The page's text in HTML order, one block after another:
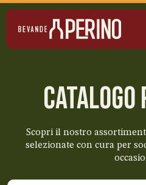
Scopri il nostro
selezionate con cura per